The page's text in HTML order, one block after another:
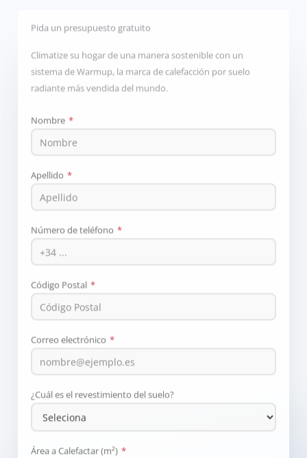
Pida un presupuesto gratuito
Climatize su hogar de una manera sostenible con un
sistema de Warmup, la marca de calefacción por suelo
radiante más vendida del mundo.
Nombre *
Apellido *
Número de teléfono *
Código Postal *
Correo electrónico *
¿Cuál es el revestimiento del suelo?
Área a Calefactar (m²) *